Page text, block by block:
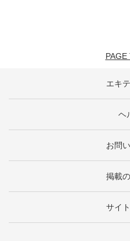
PAGE
エキ
ヘ
お問
掲載
サイ